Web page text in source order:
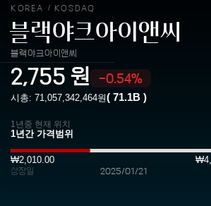
KOREA / KOSDAQ
블랙야크아이앤씨
블랙야크아이앤씨
2,755 원 -0.54%
시총: 71,057,342,464원( 71.1B )
1년중 현재 위치
₩2,010.00
상장일 2025/01/21